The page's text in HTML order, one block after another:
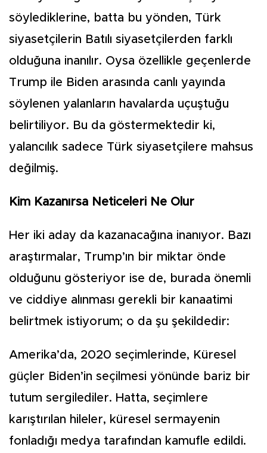
söylediklerine, batta bu yönden, Türk
siyasetçilerin Batılı siyasetçilerden farklı
olduğuna inanılır. Oysa özellikle geçenlerde
Trump ile Biden arasında canlı yayında
söylenen yalanların havalarda uçuştuğu
belirtiliyor. Bu da göstermektedir ki,
yalancılık sadece Türk siyasetçilere mahsus
değilmiş.
Kim Kazanırsa Neticeleri Ne Olur
Her iki aday da kazanacağına inanıyor. Bazı
araştırmalar, Trump’ın bir miktar önde
olduğunu gösteriyor ise de, burada önemli
ve ciddiye alınması gerekli bir kanaatimi
belirtmek istiyorum; o da şu şekildedir:
Amerika’da, 2020 seçimlerinde, Küresel
güçler Biden’in seçilmesi yönünde bariz bir
tutum sergilediler. Hatta, seçimlere
karıştırılan hileler, küresel sermayenin
fonladığı medya tarafından kamufle edildi.